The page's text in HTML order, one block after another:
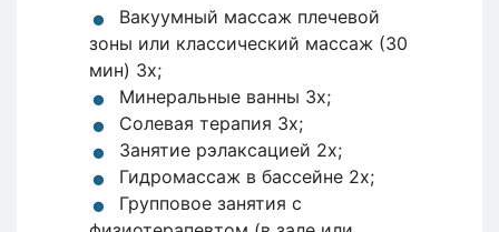
Вакуумный массаж плечевой
зоны или классический массаж (30
мин) 3x;
Минеральные ванны 3х;
Солевая терапия 3х;
Занятие рэлаксацией 2х;
Гидромассаж в бассейне 2х;
Групповое занятия с